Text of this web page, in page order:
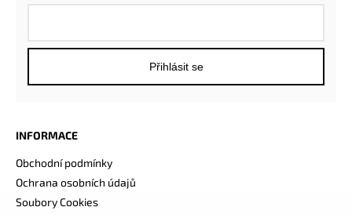
INFORMACE
Obchodní podmínky
Ochrana osobních údajů
Soubory Cookies
Přihlásit se